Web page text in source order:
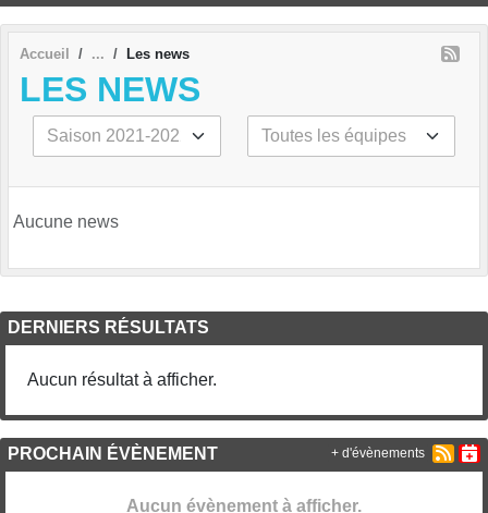
Accueil Les news
LES NEWS
Aucune news
DERNIERS RÉSULTATS
Aucun résultat à afficher.
PROCHAIN ÉVÈNEMENT
Aucun évènement à afficher.
+ d'évènements